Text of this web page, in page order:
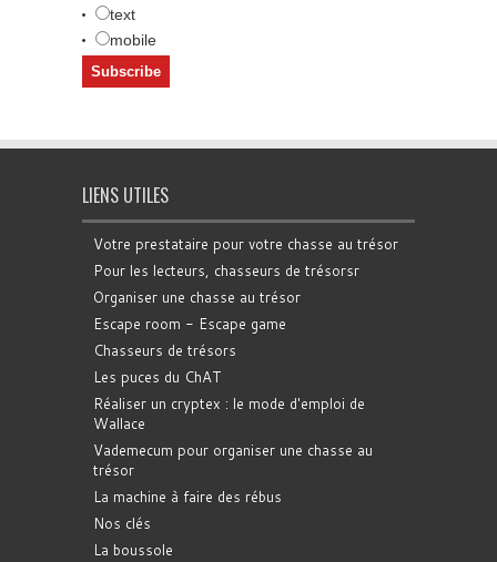
text
mobile
LIENS UTILES
Votre prestataire pour votre chasse au trésor
Pour les lecteurs, chasseurs de trésorsr
Organiser une chasse au trésor
Escape room - Escape game
Chasseurs de trésors
Les puces du ChAT
Réaliser un cryptex : le mode d'emploi de
Wallace
Vademecum pour organiser une chasse au
trésor
La machine à faire des rébus
Nos clés
La boussole